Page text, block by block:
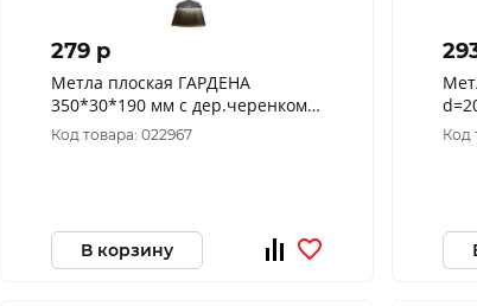
279 p
Метла плоская ГАРДЕНА
350*30*190 мм с дер.черенком
в/сорт
Код товара: 022967
В корзину
Код